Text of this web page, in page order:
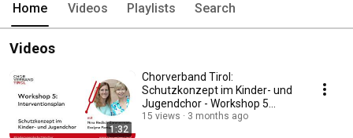
Home Videos Playlists Search
Videos
1:32
Chorverband Tirol:
Schutzkonzept im Kinder- und
Jugendchor - Workshop 5
Interventionsplan
15 views 3 months ago